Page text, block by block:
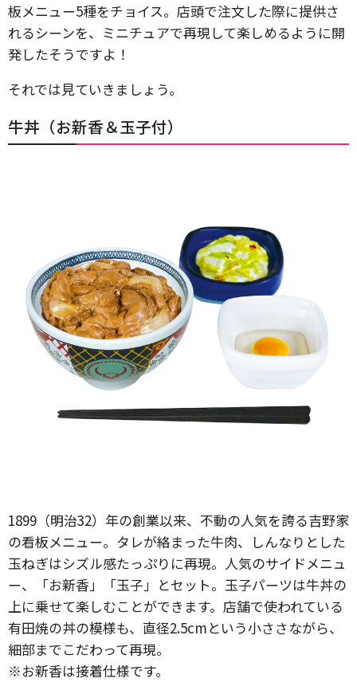
板メニュー5種をチョイス。店頭で注文した際に提供さ
れるシーンを、ミニチュアで再現して楽しめるように開
発したそうですよ！
それでは見ていきましょう。
牛丼（お新香＆玉子付）
1899（明治32）年の創業以来、不動の人気を誇る吉野家
の看板メニュー。タレが絡まった牛肉、しんなりとした
玉ねぎはシズル感たっぷりに再現。人気のサイドメニュ
ー、「お新香」「玉子」とセット。玉子パーツは牛丼の
上に乗せて楽しむことができます。店舗で使われている
有田焼の丼の模様も、直径2.5cmという小ささながら、
細部までこだわって再現。
※お新香は接着仕様です。